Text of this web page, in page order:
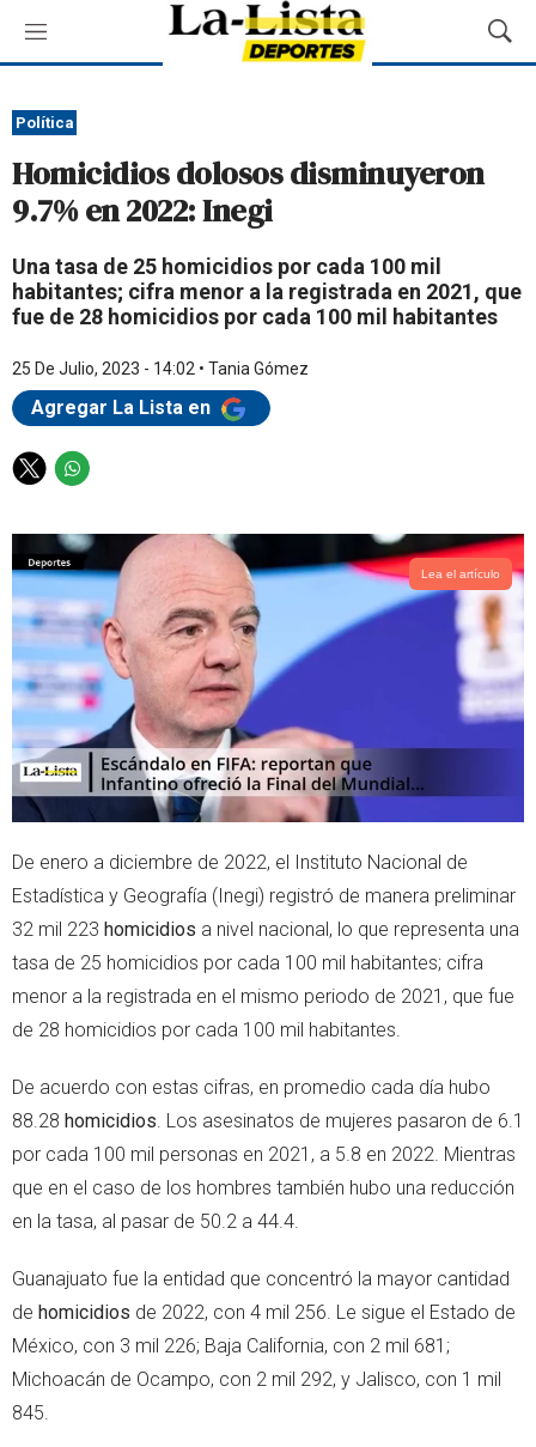
M
e
ú
M
o
q
Política
Homicidios dolosos disminuyeron
9.7% en 2022: Inegi
Una tasa de 25 homicidios por cada 100 mil
habitantes; cifra menor a la registrada en 2021, que
fue de 28 homicidios por cada 100 mil habitantes
25 De Julio, 2023 - 14:02 • Tania Gómez
Agregar La Lista en
T
i
t
t
e
r
W
a
t
s
a
p
p
Lea el artículo
De enero a diciembre de 2022, el Instituto Nacional de
Estadística y Geografía (Inegi) registró de manera preliminar
32 mil 223 homicidios a nivel nacional, lo que representa una
tasa de 25 homicidios por cada 100 mil habitantes; cifra
menor a la registrada en el mismo periodo de 2021, que fue
de 28 homicidios por cada 100 mil habitantes.
De acuerdo con estas cifras, en promedio cada día hubo
88.28 homicidios . Los asesinatos de mujeres pasaron de 6.1
por cada 100 mil personas en 2021, a 5.8 en 2022. Mientras
que en el caso de los hombres también hubo una reducción
en la tasa, al pasar de 50.2 a 44.4.
Guanajuato fue la entidad que concentró la mayor cantidad
de homicidios de 2022, con 4 mil 256. Le sigue el Estado de
México, con 3 mil 226; Baja California, con 2 mil 681;
Michoacán de Ocampo, con 2 mil 292, y Jalisco, con 1 mil
845.